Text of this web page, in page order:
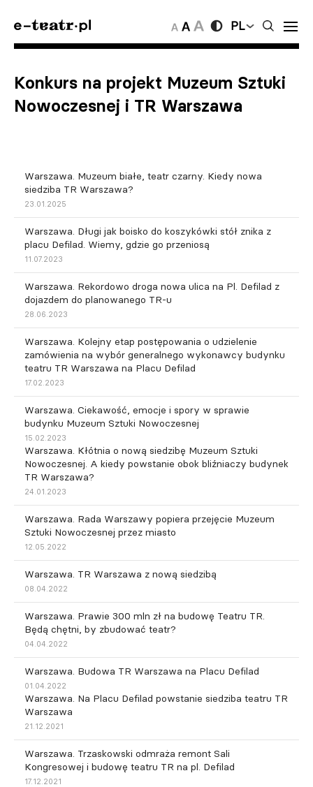
PL
Konkurs na projekt Muzeum Sztuki
Nowoczesnej i TR Warszawa
Warszawa. Muzeum białe, teatr czarny. Kiedy nowa
siedziba TR Warszawa?
23.01.2025
Warszawa. Długi jak boisko do koszykówki stół znika z
placu Defilad. Wiemy, gdzie go przeniosą
11.07.2023
Warszawa. Rekordowo droga nowa ulica na Pl. Defilad z
dojazdem do planowanego TR-u
28.06.2023
Warszawa. Kolejny etap postępowania o udzielenie
zamówienia na wybór generalnego wykonawcy budynku
teatru TR Warszawa na Placu Defilad
17.02.2023
Warszawa. Ciekawość, emocje i spory w sprawie
budynku Muzeum Sztuki Nowoczesnej
15.02.2023
Warszawa. Kłótnia o nową siedzibę Muzeum Sztuki
Nowoczesnej. A kiedy powstanie obok bliźniaczy budynek
TR Warszawa?
24.01.2023
Warszawa. Rada Warszawy popiera przejęcie Muzeum
Sztuki Nowoczesnej przez miasto
12.05.2022
Warszawa. TR Warszawa z nową siedzibą
08.04.2022
Warszawa. Prawie 300 mln zł na budowę Teatru TR.
Będą chętni, by zbudować teatr?
04.04.2022
Warszawa. Budowa TR Warszawa na Placu Defilad
01.04.2022
Warszawa. Na Placu Defilad powstanie siedziba teatru TR
Warszawa
21.12.2021
Warszawa. Trzaskowski odmraża remont Sali
Kongresowej i budowę teatru TR na pl. Defilad
17.12.2021